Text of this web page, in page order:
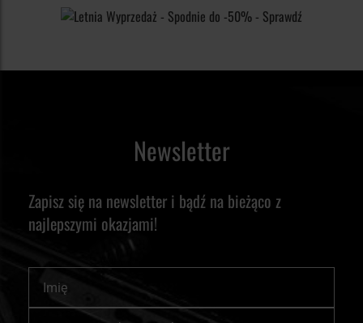
Newsletter
Zapisz się na newsletter i bądź na bieżąco z
najlepszymi okazjami!